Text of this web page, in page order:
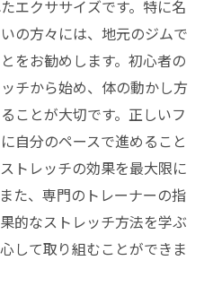
エクササイズです。特に名
の方々には、地元のジムで
をお勧めします。初心者の
チから始め、体の動かし方
ことが大切です。正しいフ
自分のペースで進めること
トレッチの効果を最大限に
た、専門のトレーナーの指
的なストレッチ方法を学ぶ
して取り組むことができま